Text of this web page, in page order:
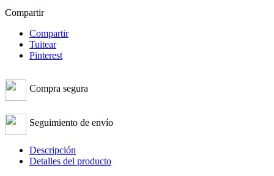
Compartir
Compartir
Tuitear
Pinterest
Compra segura
Seguimiento de envío
Descripción
Detalles del producto